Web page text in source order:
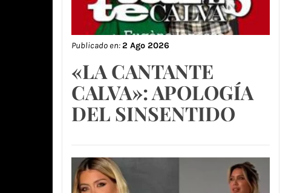
Publicado en:2 Ago 2026
«LA CANTANTE
CALVA»: APOLOGÍA
DEL SINSENTIDO